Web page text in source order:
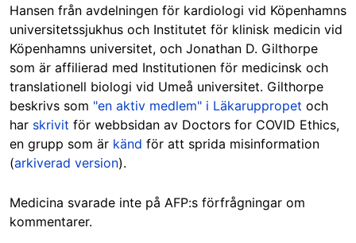
Hansen från avdelningen för kardiologi vid Köpenhamns
universitetssjukhus och Institutet för klinisk medicin vid
Köpenhamns universitet, och Jonathan D. Gilthorpe
som är affilierad med Institutionen för medicinsk och
translationell biologi vid Umeå universitet. Gilthorpe
beskrivs som "en aktiv medlem" i Läkaruppropet och
har skrivit för webbsidan av Doctors for COVID Ethics,
en grupp som är känd för att sprida misinformation
(arkiverad version).
Medicina svarade inte på AFP:s förfrågningar om
kommentarer.